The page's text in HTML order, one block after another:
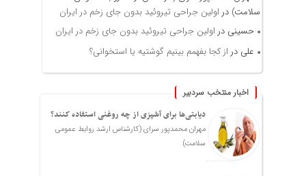
سلامت) در اولین جراحی تیروئید بدون جای زخم در ایران
حسینی در اولین جراحی تیروئید بدون جای زخم در ایران
علی در از کجا بفهمم بینیم گوشتیه یا استخوانی؟
اخبار منتخب سردبیر
دیابتی‌ها برای آشپزی از چه روغنی استفاده کنند؟
مهران محمدپور سرای (کارشناس ارشد روابط عمومی
سلامت)